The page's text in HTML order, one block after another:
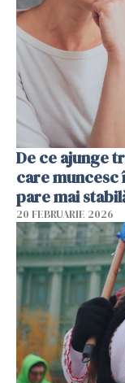
De ce ajunge
care muncesc
pare mai
20 FEBRUARIE 2026